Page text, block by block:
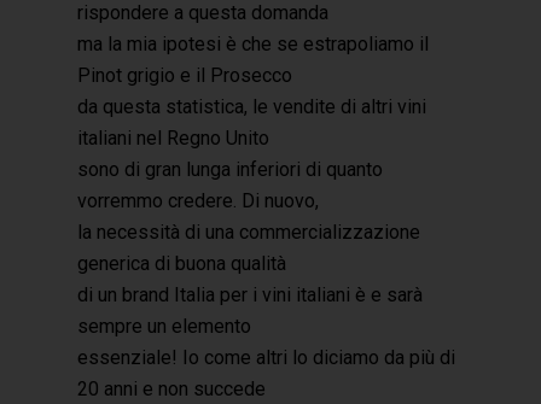
rispondere a questa domanda
ma la mia ipotesi è che se estrapoliamo il
Pinot grigio e il Prosecco
da questa statistica, le vendite di altri vini
italiani nel Regno Unito
sono di gran lunga inferiori di quanto
vorremmo credere. Di nuovo,
la necessità di una commercializzazione
generica di buona qualità
di un brand Italia per i vini italiani è e sarà
sempre un elemento
essenziale! Io come altri lo diciamo da più di
20 anni e non succede